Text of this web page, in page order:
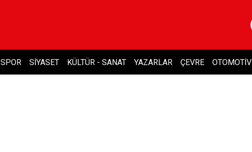
SPOR SIYASET KÜLTÜR - SANAT YAZARLAR ÇEVRE OTOMOTIV